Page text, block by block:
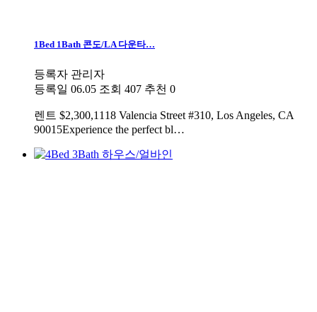
1Bed 1Bath 콘도/LA 다운타…
등록자 관리자
등록일 06.05 조회 407 추천 0
렌트 $2,300,1118 Valencia Street #310, Los Angeles, CA
90015Experience the perfect bl…